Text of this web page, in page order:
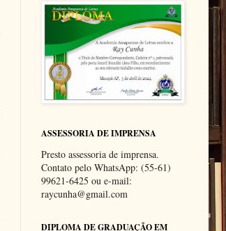
ASSESSORIA DE IMPRENSA
Presto assessoria de imprensa.
Contato pelo WhatsApp: (55-61)
99621-6425 ou e-mail:
raycunha@gmail.com
DIPLOMA DE GRADUAÇÃO EM